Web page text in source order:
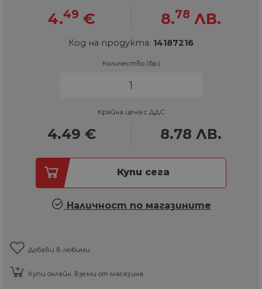
4.49 € 8.78 ЛВ.
Код на продукта: 14187216
Количество (бр.)
Крайна цена с ДДС
4.49 € 8.78 ЛВ.
Купи сега
Наличност по магазините
Добави в любими
Купи онлайн, вземи от магазина